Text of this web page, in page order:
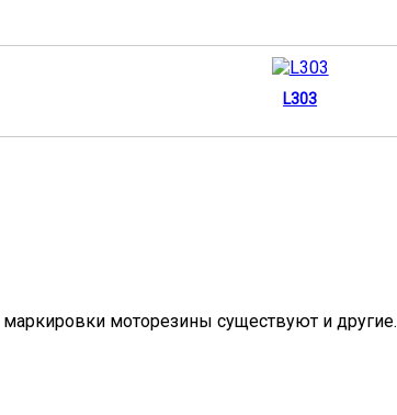
L303
моторезины существуют и другие.